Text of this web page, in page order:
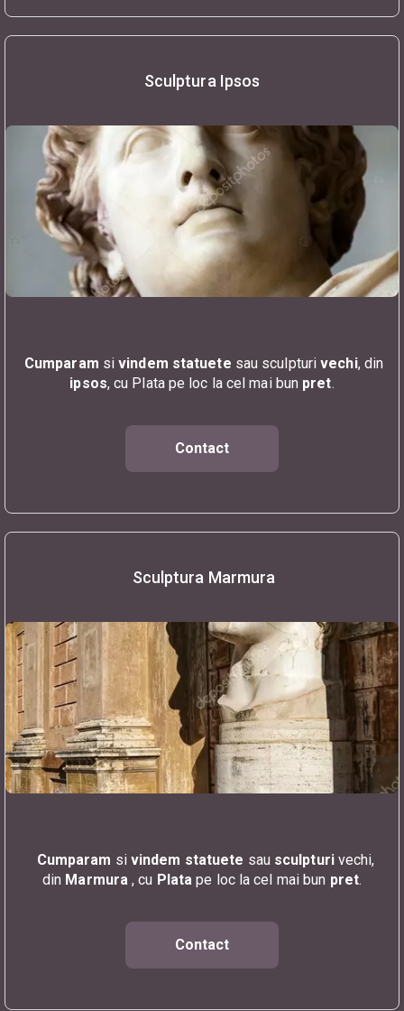
Sculptura Ipsos
Cumparam sivindem statuete sau sculpturivechi, din
ipsos, cu Plata pe loc la cel mai bun pret.
Contact
Sculptura Marmura
Cumparam si vindem statuete sau sculpturivechi,
din Marmura , cu Plata pe loc la cel mai bun pret.
Contact